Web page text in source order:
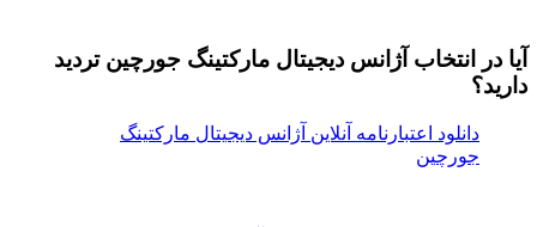
آیا در انتخاب آژانس دیجیتال مارکتینگ جورچین تردید
دارید؟
دانلود اعتبارنامه آنلاین آژانس دیجیتال مارکتینگ
جورچین